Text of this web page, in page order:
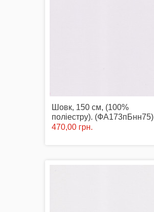
Шовк, 150 см, (100%
поліестру). (ФА173пБнн75)
470,00 грн.